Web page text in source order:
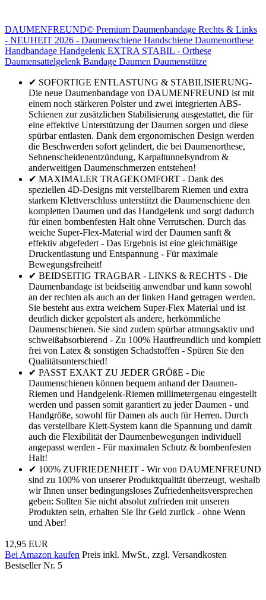
DAUMENFREUND© Premium Daumenbandage Rechts & Links
- NEUHEIT 2026 - Daumenschiene Handschiene Daumenorthese
Handbandage Handgelenk EXTRA STABIL - Orthese
Daumensattelgelenk Bandage Daumen Daumenstütze
✔ SOFORTIGE ENTLASTUNG & STABILISIERUNG-
Die neue Daumenbandage von DAUMENFREUND ist mit
einem noch stärkeren Polster und zwei integrierten ABS-
Schienen zur zusätzlichen Stabilisierung ausgestattet, die für
eine effektive Unterstützung der Daumen sorgen und diese
spürbar entlasten. Dank dem ergonomischen Design werden
die Beschwerden sofort gelindert, die bei Daumenorthese,
Sehnenscheidenentzündung, Karpaltunnelsyndrom &
anderweitigen Daumenschmerzen entstehen!
✔ MAXIMALER TRAGEKOMFORT - Dank des
speziellen 4D-Designs mit verstellbarem Riemen und extra
starkem Klettverschluss unterstützt die Daumenschiene den
kompletten Daumen und das Handgelenk und sorgt dadurch
für einen bombenfesten Halt ohne Verrutschen. Durch das
weiche Super-Flex-Material wird der Daumen sanft &
effektiv abgefedert - Das Ergebnis ist eine gleichmäßige
Druckentlastung und Entspannung - Für maximale
Bewegungsfreiheit!
✔ BEIDSEITIG TRAGBAR - LINKS & RECHTS - Die
Daumenbandage ist beidseitig anwendbar und kann sowohl
an der rechten als auch an der linken Hand getragen werden.
Sie besteht aus extra weichem Super-Flex Material und ist
deutlich dicker gepolstert als andere, herkömmliche
Daumenschienen. Sie sind zudem spürbar atmungsaktiv und
schweißabsorbierend - Zu 100% Hautfreundlich und komplett
frei von Latex & sonstigen Schadstoffen - Spüren Sie den
Qualitätsunterschied!
✔ PASST EXAKT ZU JEDER GRÖßE - Die
Daumenschienen können bequem anhand der Daumen-
Riemen und Handgelenk-Riemen millimetergenau eingestellt
werden und passen somit garantiert zu jeder Daumen - und
Handgröße, sowohl für Damen als auch für Herren. Durch
das verstellbare Klett-System kann die Spannung und damit
auch die Flexibilität der Daumenbewegungen individuell
angepasst werden - Für maximalen Schutz & bombenfesten
Halt!
✔ 100% ZUFRIEDENHEIT - Wir von DAUMENFREUND
sind zu 100% von unserer Produktqualität überzeugt, weshalb
wir Ihnen unser bedingungsloses Zufriedenheitsversprechen
geben: Sollten Sie nicht absolut zufrieden mit unseren
Produkten sein, erhalten Sie Ihr Geld zurück - ohne Wenn
und Aber!
12,95 EUR
Bei Amazon kaufen Preis inkl. MwSt., zzgl. Versandkosten
Bestseller Nr. 5